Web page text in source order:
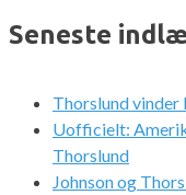
Seneste
Thorslund vinder
Uofficielt:
Thorslund
Johnson og